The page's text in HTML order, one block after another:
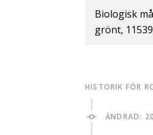
Biologisk
grönt,
HISTORIK FÖR
ÄNDRAD: